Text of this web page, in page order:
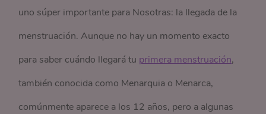
uno súper importante para Nosotras: la llegada de la
menstruación. Aunque no hay un momento exacto
para saber cuándo llegará tu primera menstruación,
también conocida como Menarquia o Menarca,
comúnmente aparece a los 12 años, pero a algunas